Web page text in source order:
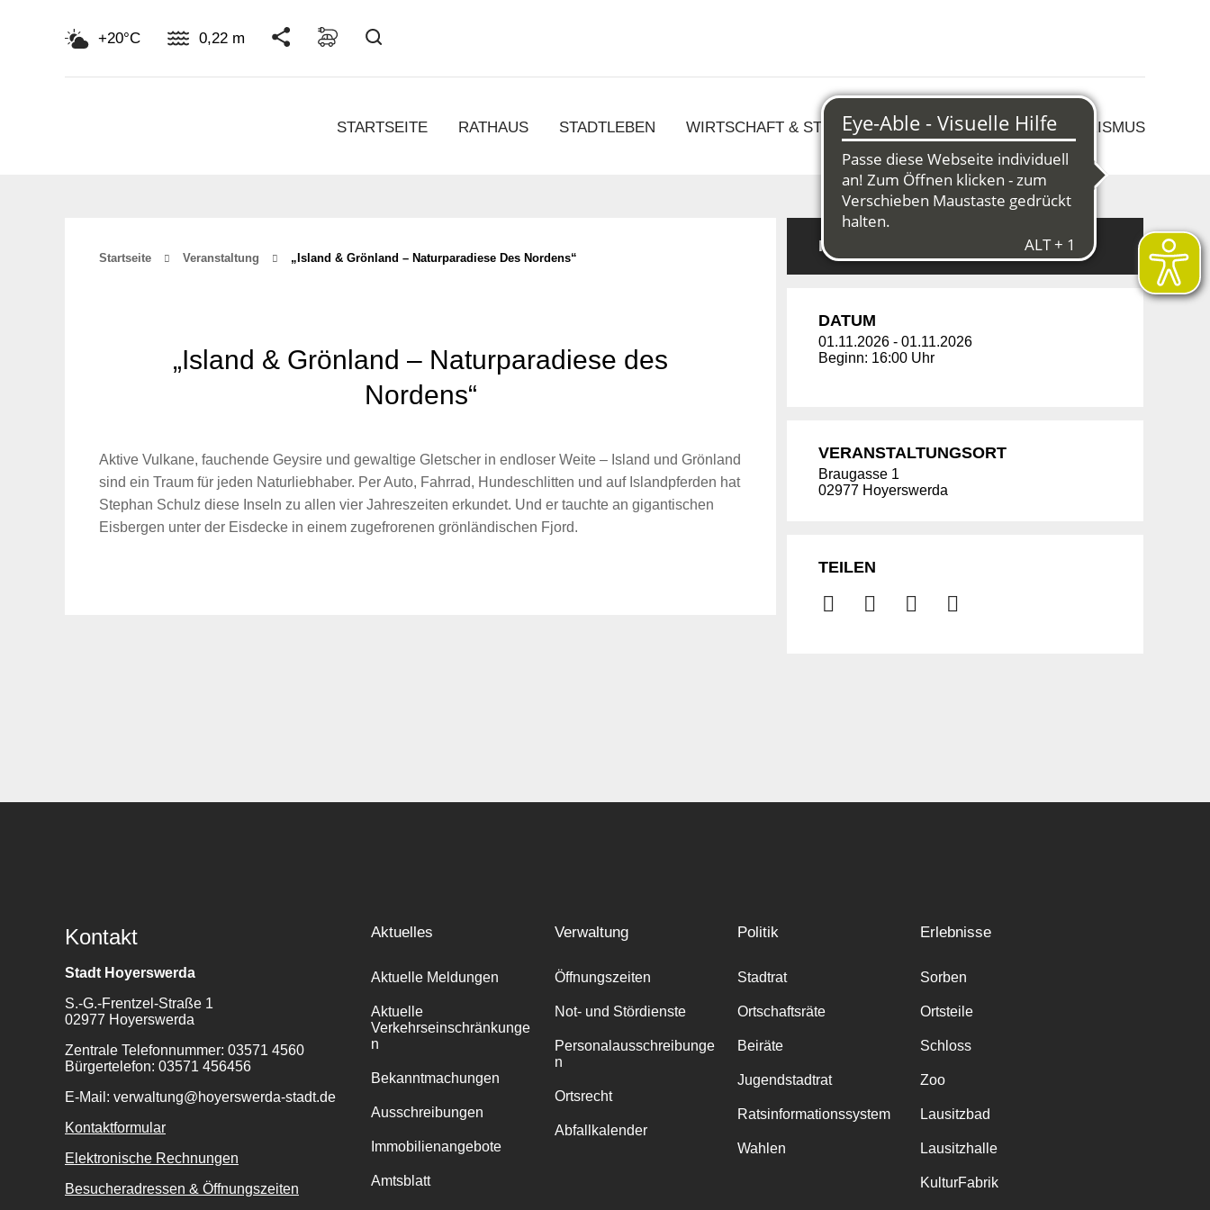
+20°C 0,22 m
STARTSEITE RATHAUS STADTLEBEN WIRTSCHAFT & STRUKTURWANDEL KULTUR & TOURISMUS
Startseite Veranstaltung „Island & Grönland – Naturparadiese Des Nordens“
„Island & Grönland – Naturparadiese des
Nordens“
Aktive Vulkane, fauchende Geysire und gewaltige Gletscher in endloser Weite – Island und Grönland
sind ein Traum für jeden Naturliebhaber. Per Auto, Fahrrad, Hundeschlitten und auf Islandpferden hat
Stephan Schulz diese Inseln zu allen vier Jahreszeiten erkundet. Und er tauchte an gigantischen
Eisbergen unter der Eisdecke in einem zugefrorenen grönländischen Fjord.
Informationen
DATUM
01.11.2026 - 01.11.2026
Beginn: 16:00 Uhr
VERANSTALTUNGSORT
Braugasse 1
02977 Hoyerswerda
TEILEN
Kontakt
Stadt Hoyerswerda
S.-G.-Frentzel-Straße 1
02977 Hoyerswerda
Zentrale Telefonnummer: 03571 4560
Bürgertelefon: 03571 456456
E-Mail: verwaltung@hoyerswerda-stadt.de
Kontaktformular
Elektronische Rechnungen
Besucheradressen & Öffnungszeiten
Aktuelles
Aktuelle Meldungen
Aktuelle
Verkehrseinschränkunge
n
Bekanntmachungen
Ausschreibungen
Immobilienangebote
Amtsblatt
Verwaltung
Öffnungszeiten
Not- und Stördienste
Personalausschreibunge
n
Ortsrecht
Abfallkalender
Politik
Stadtrat
Ortschaftsräte
Beiräte
Jugendstadtrat
Ratsinformationssystem
Wahlen
Erlebnisse
Sorben
Ortsteile
Schloss
Zoo
Lausitzbad
Lausitzhalle
KulturFabrik